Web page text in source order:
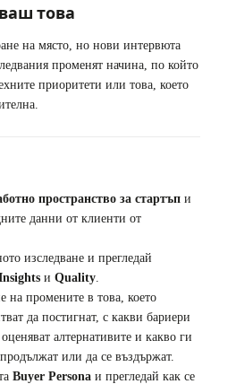
това
на място, но нови интервюта
променят начина, по който
приоритети или това, което
пространство за стартъп и
данни от клиенти от
изследване и прегледай
и Quality
промените в това, което
да постигнат, с какви бариери
алтернативите и какво ги
или да се въздържат.
Buyer Persona и прегледай как се